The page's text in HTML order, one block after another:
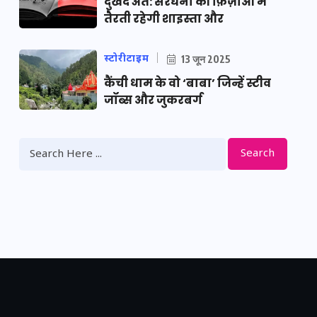
तैरती रहेगी शाइस्ता और
स्टोरीटाइम 13 जून 2025
कैंची धाम के वो ‘बाबा’ जिन्हें स्टीव
जॉब्स और जुकरबर्ग
Search